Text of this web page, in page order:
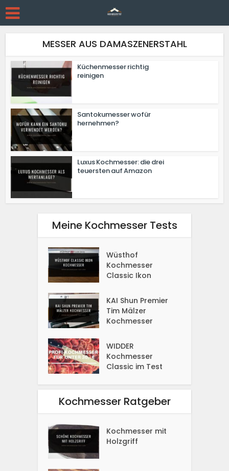
MESSER AUS DAMASZENERSTAHL
Küchenmesser richtig
reinigen
Santokumesser wofür
hernehmen?
Luxus Kochmesser: die drei
teuersten auf Amazon
Meine Kochmesser Tests
Wüsthof
Kochmesser
Classic Ikon
KAI Shun Premier
Tim Mälzer
Kochmesser
WIDDER
Kochmesser
Classic im Test
Kochmesser Ratgeber
Kochmesser mit
Holzgriff